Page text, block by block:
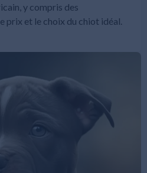
y compris des
prix et le choix du chiot idéal.